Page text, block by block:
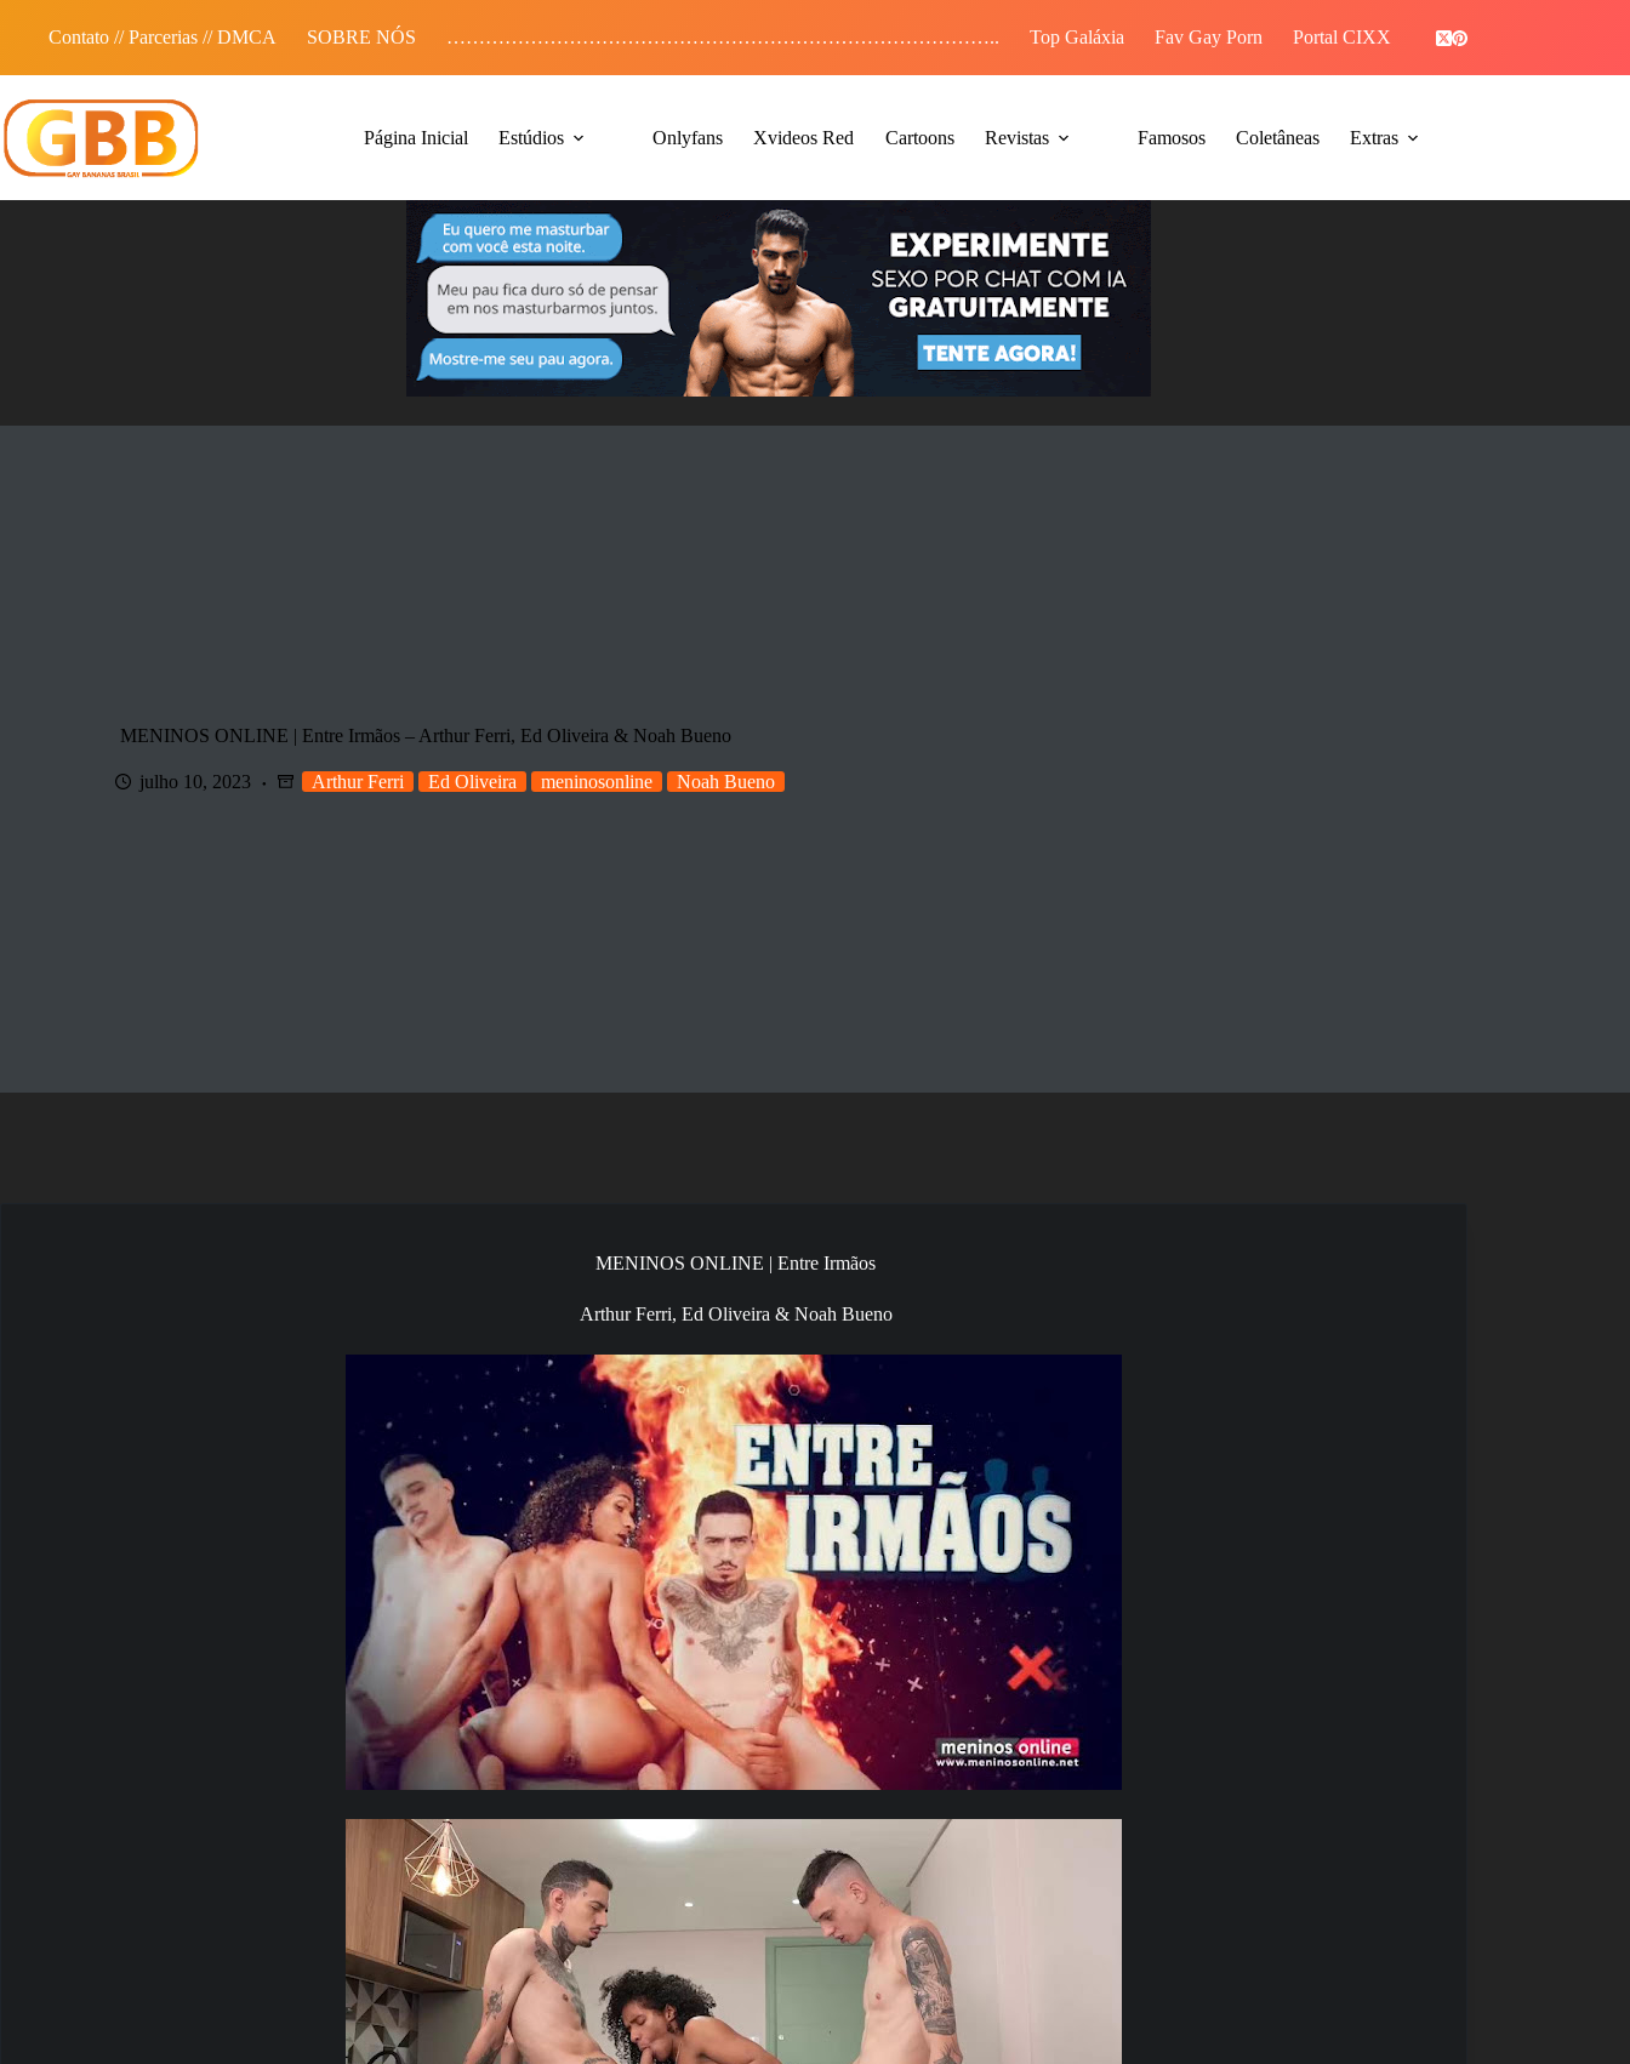
conteúdo
Contato // Parcerias // DMCA SOBRE NÓS ………………………………………………………………………….. Top Galáxia Fav Gay Porn Portal CIXX PIROCAGRAM
Página Inicial Estúdios Onlyfans Xvideos Red Cartoons Revistas Famosos Coletâneas Extras
MENINOS ONLINE | Entre Irmãos – Arthur Ferri, Ed Oliveira & Noah Bueno
julho 10, 2023 Arthur Ferri Ed Oliveira meninosonline Noah Bueno
MENINOS ONLINE | Entre Irmãos
Arthur Ferri, Ed Oliveira & Noah Bueno